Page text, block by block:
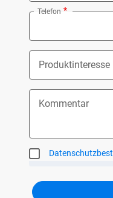
Telefon
Produktinteresse
Nothing selected
Kommentar